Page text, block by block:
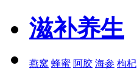
滋补养生
燕窝 蜂蜜 阿胶 海参 枸杞